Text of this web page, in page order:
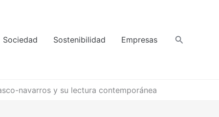
Sociedad Sostenibilidad Empresas Buscar
navarros y su lectura contemporánea